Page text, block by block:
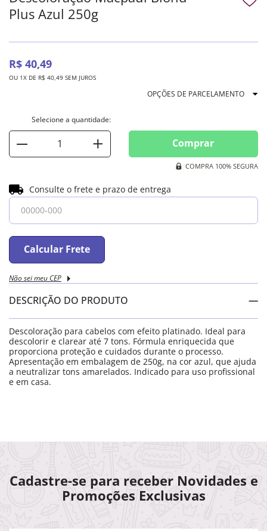
Plus Azul 250g
R$ 40,49
OU 1X DE R$ 40 49 SEM JUROS
OPÇÕES DE PARCELAMENTO
Comprar
COMPRA 100% SEGURA
Consulte o frete e prazo de entrega
Calcular Frete
Não sei meu CEP
DESCRIÇÃO DO PRODUTO
Descoloração para cabelos com efeito platinado. Ideal para
descolorir e clarear até 7 tons. Fórmula enriquecida que
proporciona proteção e cuidados durante o processo.
Apresentação em embalagem de 250g, na cor azul, que ajuda
a neutralizar tons amarelados. Indicado para uso profissional
e em casa.